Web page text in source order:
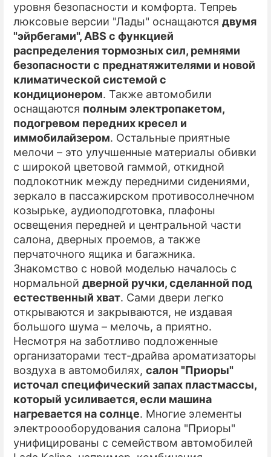
уровня безопасности и комфорта. Тепреь
люксовые версии "Лады" оснащаются двумя
"эйрбегами", ABS с функцией
распределения тормозных сил, ремнями
безопасности с преднатяжителями и новой
климатической системой с
кондиционером. Также автомобили
оснащаются полным электропакетом,
подогревом передних кресел и
иммобилайзером. Остальные приятные
мелочи – это улучшенные материалы обивки
с широкой цветовой гаммой, откидной
подлокотник между передними сидениями,
зеркало в пассажирском противосолнечном
козырьке, аудиоподготовка, плафоны
освещения передней и центральной части
салона, дверных проемов, а также
перчаточного ящика и багажника.
Знакомство с новой моделью началось c
нормальной дверной ручки, сделанной под
естественный хват. Сами двери легко
открываются и закрываются, не издавая
большого шума – мелочь, а приятно.
Несмотря на заботливо подложенные
организаторами тест-драйва ароматизаторы
воздуха в автомобилях, салон "Приоры"
источал специфический запах пластмассы,
который усиливается, если машина
нагревается на солнце. Многие элементы
электроооборудования салона "Приоры"
унифицированы с семейством автомобилей